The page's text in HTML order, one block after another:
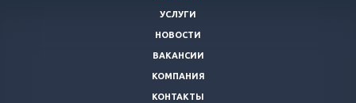
УСЛУГИ
НОВОСТИ
ВАКАНСИИ
КОМПАНИЯ
КОНТАКТЫ